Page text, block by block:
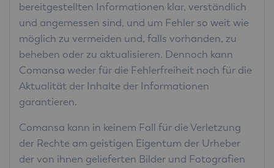
bereitgestellten Informationen klar, verständlich
und angemessen sind, und um Fehler so weit wie
möglich zu vermeiden und, falls vorhanden, zu
beheben oder zu aktualisieren. Dennoch kann
Comansa weder für die Fehlerfreiheit noch für die
Aktualität der Inhalte der Informationen
garantieren.
Comansa kann in keinem Fall für die Verletzung
der Rechte am geistigen Eigentum der Urheber
der von ihnen gelieferten Bilder und Fotografien